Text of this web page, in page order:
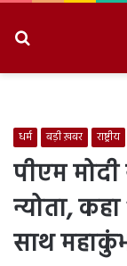
धर्म बड़ी ख़बर राष्ट्रीय
पीएम मोदी
न्योता,
साथ